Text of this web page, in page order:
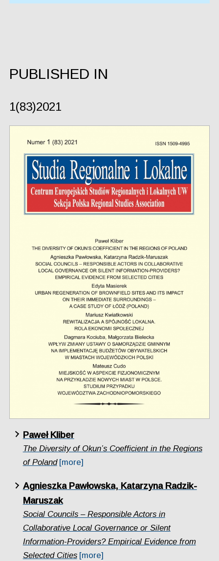
PUBLISHED IN
1(83)2021
Paweł Kliber
The Diversity of Okun’s Coefficient in the Regions
of Poland [more]
Agnieszka Pawłowska, Katarzyna Radzik-
Maruszak
Social Councils – Responsible Actors in
Collaborative Local Governance or Silent
Information-Providers? Empirical Evidence from
Selected Cities [more]